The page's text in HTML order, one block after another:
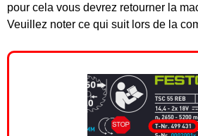
pour cela vous devrez retourner la
Veuillez noter ce qui suit lors de la